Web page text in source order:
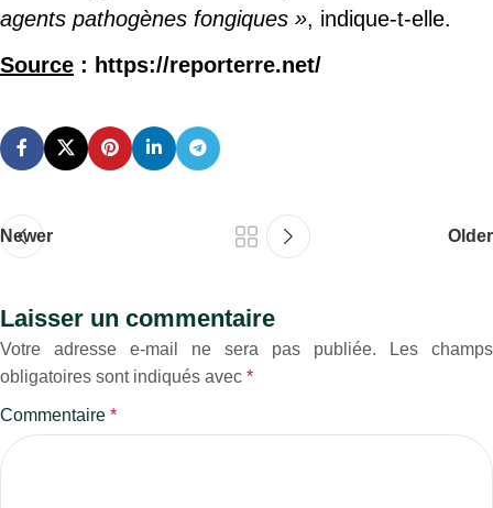
agents pathogènes fongiques », indique-t-elle.
Source : https://reporterre.net/
Newer Older
Laisser un commentaire
Votre adresse e-mail ne sera pas publiée.
Les champs
obligatoires sont indiqués avec *
Commentaire *